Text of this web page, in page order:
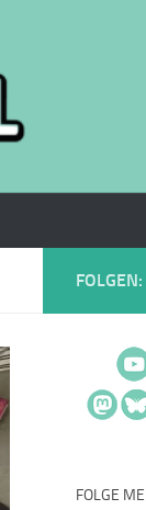
FOLGEN:
FOLGE